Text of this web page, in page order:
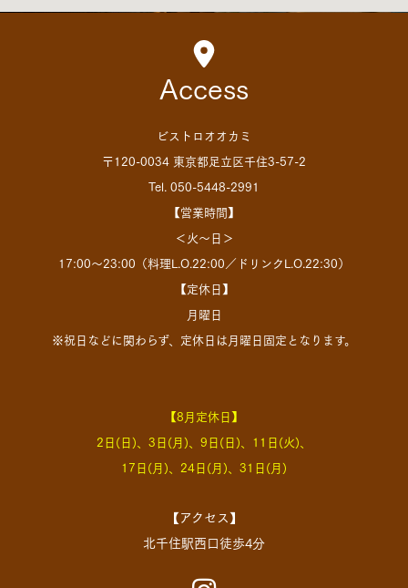
Access
ビストロオオカミ
〒120-0034 東京都足立区千住3-57-2
Tel. 050-5448-2991
【営業時間】
＜火～日＞
17:00～23:00（料理L.O.22:00／ドリンクL.O.22:30）
【定休日】
月曜日
※祝日などに関わらず、定休日は月曜日固定となります。
【8月定休日】
2日(日)、3日(月)、9日(日)、11日(火)、
17日(月)、24日(月)、31日(月)
【アクセス】
北千住駅西口徒歩4分